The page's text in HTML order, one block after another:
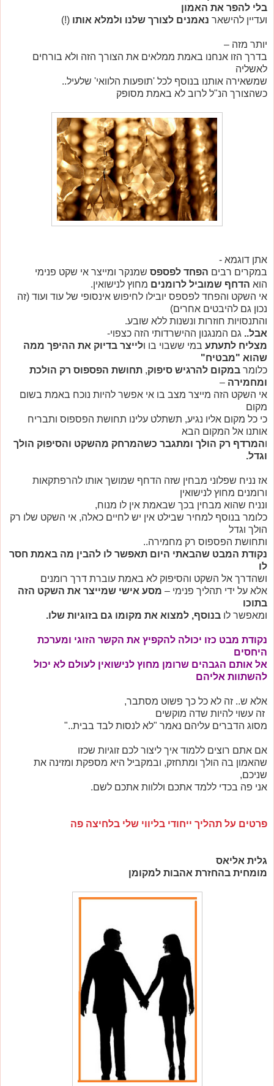
בלי להפר את האמון
ועדיין להישאר נאמנים לצורך שלנו ולמלא אותו (!)
יותר מזה –
בדרך הזו אנחנו באמת ממלאים את הצורך הזה ולא בורחים
לאשליה
שמשאירה אותנו בנוסף לכל 'תופעות הלוואי' שלעיל..
כשהצורך הנ"ל לרוב לא באמת מסופק
אתן דוגמא -
במקרים רבים הפחד לפספס שמנקר ומייצר אי שקט פנימי
הוא הדחף שמוביל לרומנים מחוץ לנישואין.
אי השקט והפחד לפספס יובילו לחיפוש אינסופי של עוד ועוד (זה
נכון גם להיבטים אחרים)
והתנסויות חוזרות ונשנות ללא שובע.
אבל.. גם המנגנון ההישרדותי הזה כצפוי-
מצליח לתעתע במי ששבוי בו ולייצר בדיוק את ההיפך ממה
שהוא "מבטיח"
כלומר במקום להרגיש סיפוק, תחושת הפספוס רק הולכת
ומחמירה –
אי השקט הזה מייצר מצב בו אי אפשר להיות נוכח באמת בשום
מקום
כי כל מקום אליו נגיע, תשתלט עלינו תחושת הפספוס ותבריח
אותנו אל המקום הבא
והמרדף רק הולך ומתגבר כשהמרחק מהשקט והסיפוק הולך
וגדל.
אז נניח שפלוני מבחין שזה הדחף שמושך אותו להרפתקאות
ורומנים מחוץ לנישואין
ונניח שהוא מבחין בכך שבאמת אין לו מנוח,
כלומר בנוסף למחיר שבילט אין יש לחיים כאלה, אי השקט שלו רק
הולך וגדל
ותחושת הפספוס רק מחמירה..
נקודת המבט שהבאתי היום תאפשר לו להבין מה באמת חסר
לו
ושהדרך אל השקט והסיפוק לא באמת עוברת דרך רומנים
אלא על ידי תהליך פנימי – מסע אישי שמייצר את השקט הזה
בתוכו
ומאפשר לו בנוסף, למצוא את מקומו גם בזוגיות שלו.
נקודת מבט כזו יכולה להקפיץ את הקשר הזוגי ומערכת
היחסים
אל אותם הגבהים שרומן מחוץ לנישואין לעולם לא יכול
להשתוות אליהם
אלא ש.. זה לא כל כך פשוט מסתבר,
זה עשוי להיות שדה מוקשים
מסוג הדברים עליהם נאמר "לא לנסות לבד בבית.."
אם אתם רוצים ללמוד איך ליצור לכם זוגיות שכזו
שהאמון בה הולך ומתחזק, ובמקביל היא מספקת ומזינה את
שניכם,
אני פה בכדי ללמד אתכם וללוות אתכם לשם.
פרטים על תהליך ייחודי בליווי שלי בלחיצה פה
גלית אליאס
מומחית בהחזרת אהבות למקומן